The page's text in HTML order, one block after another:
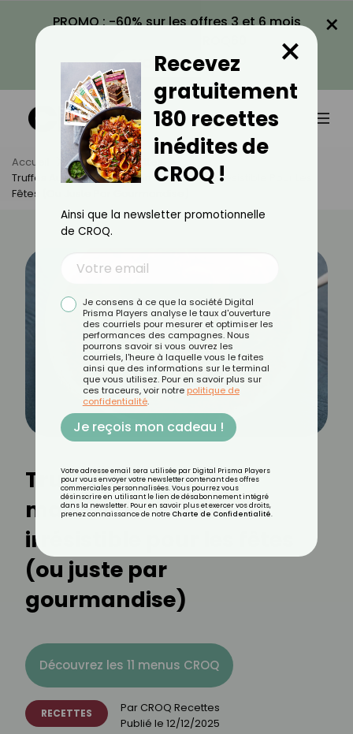
PROMO : -60% sur les offres 3 et 6 mois
VOIR LA PROMO
×
Accueil Actus
Recettes
Truffes Au Chocolat Maison : La Recette Irrésistible Pour Les
Fêtes (ou Juste Par Gourmandise)
Truffes au chocolat
maison : la recette
irrésistible pour les fêtes
(ou juste par
gourmandise)
Découvrez les 11 menus CROQ
RECETTES Par CROQ Recettes
Publié le 12/12/2025
Recevez
gratuitement
180 recettes
inédites de
CROQ !
×
Ainsi que la newsletter promotionnelle
de CROQ.
Je consens à ce que la société Digital
Prisma Players analyse le taux d'ouverture
des courriels pour mesurer et optimiser les
performances des campagnes. Nous
pourrons savoir si vous ouvrez les
courriels, l'heure à laquelle vous le faites
ainsi que des informations sur le terminal
que vous utilisez. Pour en savoir plus sur
ces traceurs, voir notre politique de
confidentialité.
Je reçois mon cadeau !
Votre adresse email sera utilisée par Digital Prisma Players
pour vous envoyer votre newsletter contenant des offres
commerciales personnalisées. Vous pourrez vous
désinscrire en utilisant le lien de désabonnement intégré
dans la newsletter. Pour en savoir plus et exercer vos droits,
prenez connaissance de notre Charte de Confidentialité.